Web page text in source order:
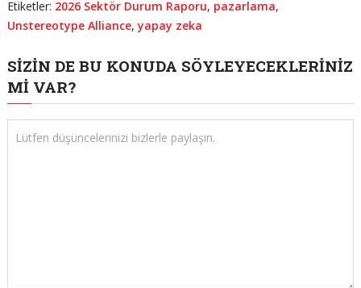
Etiketler: 2026 Sektör Durum Raporu, pazarlama,
Unstereotype Alliance,yapay zeka
SIZIN DE BU KONUDA SÖYLEYECEKLERINIZ
MI VAR?